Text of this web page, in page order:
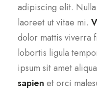
adipiscing elit. Nulla
laoreet ut vitae mi.
dolor mattis viverra
lobortis ligula
ipsum sit amet
sapien et orci